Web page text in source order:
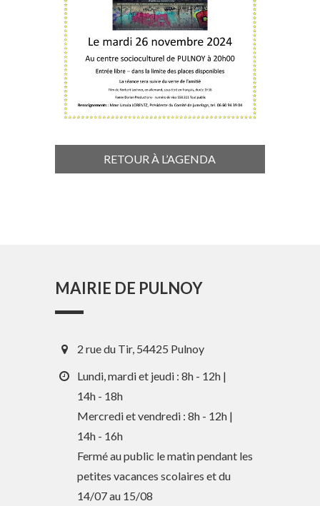
RETOUR À L’AGENDA
Guide des activités et services
MAIRIE DE PULNOY
2 rue du Tir, 54425 Pulnoy
Lundi, mardi et jeudi : 8h - 12h |
14h - 18h
Mercredi et vendredi : 8h - 12h |
14h - 16h
Fermé au public le matin pendant les
petites vacances scolaires et du
14/07 au 15/08